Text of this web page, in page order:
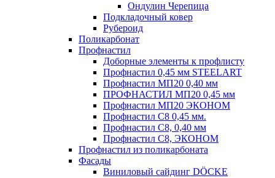
Ондулин Черепица
Подкладочный ковер
Рубероид
Поликарбонат
Профнастил
Доборные элементы к профлисту
Профнастил 0,45 мм STEELART
Профнастил МП20 0,40 мм
ПРОФНАСТИЛ МП20 0,45 мм
Профнастил МП20 ЭКОНОМ
Профнастил С8 0,45 мм.
Профнастил С8, 0,40 мм
Профнастил С8, ЭКОНОМ
Профнастил из поликарбоната
Фасады
Виниловый сайдинг DÖCKE